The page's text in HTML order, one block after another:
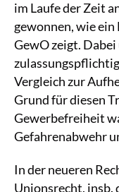
im Laufe der Zeit
gewonnen, wie
GewO zeigt.
Vergleich zur
Grund für diesen
Gewerbefreiheit
Gefahrenabwehr
In der neueren
Unionsrecht, insb.